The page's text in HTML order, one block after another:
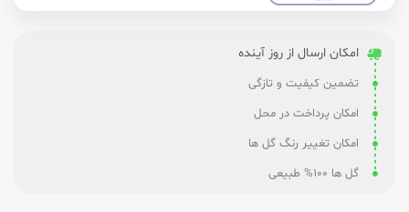
امکان ارسال از روز آینده
تضمین کیفیت و تازگی
امکان پرداخت در محل
امکان تغییر رنگ گل ها
گل ها 100% طبیعی